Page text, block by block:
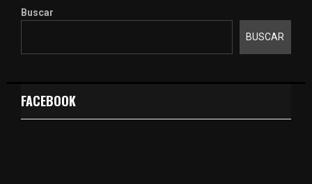
Buscar
BUSCAR
FACEBOOK